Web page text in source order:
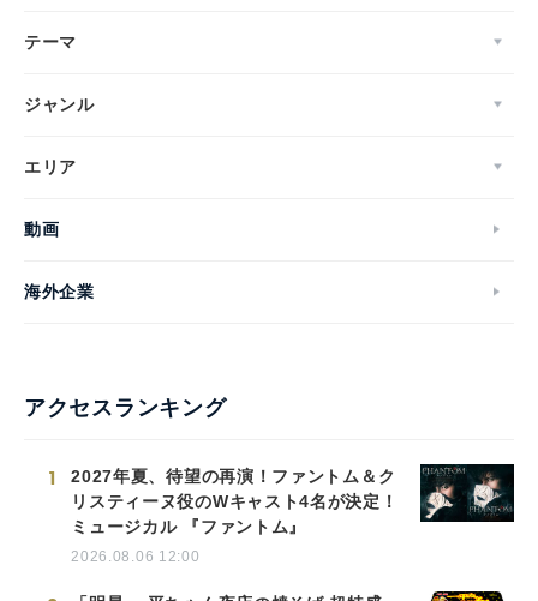
テーマ
ジャンル
エリア
動画
海外企業
アクセスランキング
1
2027年夏、待望の再演！ファントム＆ク
リスティーヌ役のWキャスト4名が決定！
ミュージカル 『ファントム』
2026.08.06 12:00